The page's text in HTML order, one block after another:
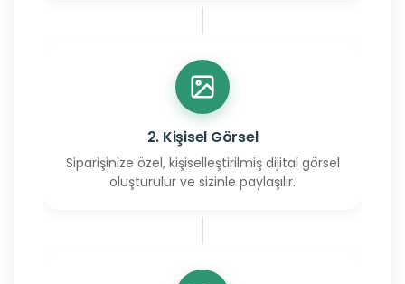
2. Kişisel Görsel
Siparişinize özel, kişiselleştirilmiş dijital görsel
oluşturulur ve sizinle paylaşılır.